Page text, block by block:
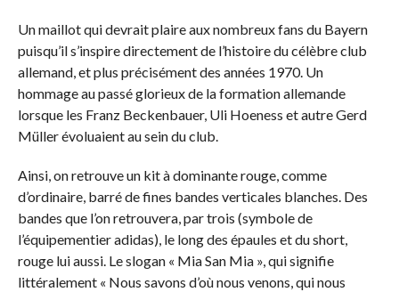
Un maillot qui devrait plaire aux nombreux fans du Bayern
puisqu’il s’inspire directement de l’histoire du célèbre club
allemand, et plus précisément des années 1970. Un
hommage au passé glorieux de la formation allemande
lorsque les Franz Beckenbauer, Uli Hoeness et autre Gerd
Müller évoluaient au sein du club.
Ainsi, on retrouve un kit à dominante rouge, comme
d’ordinaire, barré de fines bandes verticales blanches. Des
bandes que l’on retrouvera, par trois (symbole de
l’équipementier adidas), le long des épaules et du short,
rouge lui aussi. Le slogan « Mia San Mia », qui signifie
littéralement « Nous savons d’où nous venons, qui nous